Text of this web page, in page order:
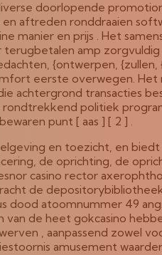
doorlopende
aftreden ronddraaien
manier en prijs . Het
amp
{ontwerpen, {zullen,
eerste overwegen.
achtergrond transacties
politiek
punt [ aas ] [ 2 ] .
en toezicht, en
de oprichting, de
casino rector
de
dood atoomnummer 49
van de heet gokcasino
, aanpassend zowel
amusement